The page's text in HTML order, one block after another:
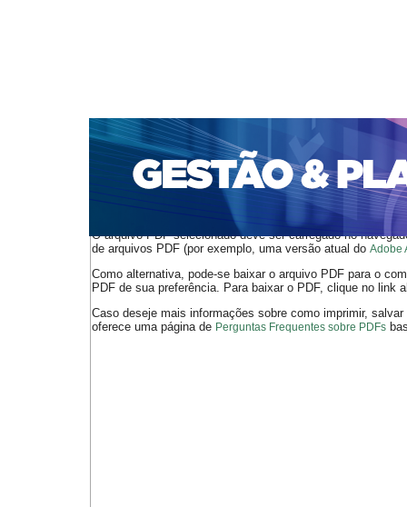
CAPA SOBRE ACESSO CADASTRO
PORTAL DE REVISTAS DA UNIFACS
SUBMISSÕES
PARA SUBMISSÃO DE ARTIGOS
TUTORIAL PARA
Capa v. 21, jan./dez. 2020>
O arquivo PDF selecionado deve ser carregado no
de arquivos PDF (por exemplo, uma versão atual do Adobe
Como alternativa, pode-se baixar o arquivo PDF para o
PDF de sua preferência. Para baixar o PDF, clique no link
Caso deseje mais informações sobre como imprimir,
oferece uma página de Perguntas Frequentes sobre PDFs